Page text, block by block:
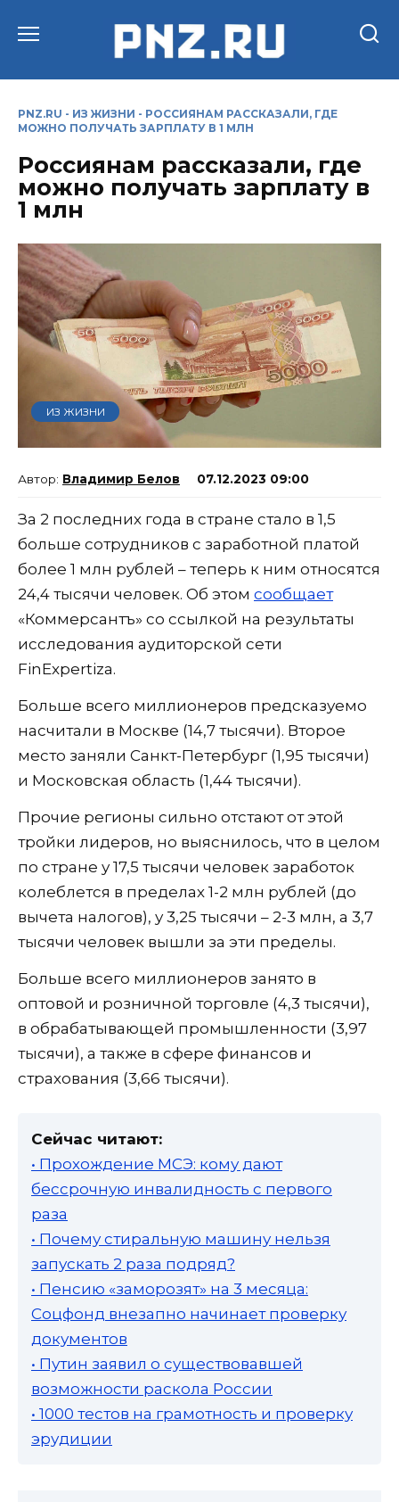
PNZ.RU - ИЗ ЖИЗНИ - РОССИЯНАМ РАССКАЗАЛИ, ГДЕ
МОЖНО ПОЛУЧАТЬ ЗАРПЛАТУ В 1 МЛН
Россиянам рассказали, где
можно получать зарплату в
1 млн
ИЗ ЖИЗНИ
Владимир Белов 07.12.2023 09:00
За 2 последних года в стране стало в 1,5
больше сотрудников с заработной платой
более 1 млн рублей – теперь к ним относятся
24,4 тысячи человек. Об этом сообщает
«Коммерсантъ» со ссылкой на результаты
исследования аудиторской сети
FinExpertiza.
Больше всего миллионеров предсказуемо
насчитали в Москве (14,7 тысячи). Второе
место заняли Санкт-Петербург (1,95 тысячи)
и Московская область (1,44 тысячи).
Прочие регионы сильно отстают от этой
тройки лидеров, но выяснилось, что в целом
по стране у 17,5 тысячи человек заработок
колеблется в пределах 1-2 млн рублей (до
вычета налогов), у 3,25 тысячи – 2-3 млн, а 3,7
тысячи человек вышли за эти пределы.
Больше всего миллионеров занято в
оптовой и розничной торговле (4,3 тысячи),
в обрабатывающей промышленности (3,97
тысячи), а также в сфере финансов и
страхования (3,66 тысячи).
Сейчас читают:
• Прохождение МСЭ: кому дают
бессрочную инвалидность с первого
раза
• Почему стиральную машину нельзя
запускать 2 раза подряд?
• Пенсию «заморозят» на 3 месяца:
Соцфонд внезапно начинает проверку
документов
• Путин заявил о существовавшей
возможности раскола России
• 1000 тестов на грамотность и проверку
эрудиции